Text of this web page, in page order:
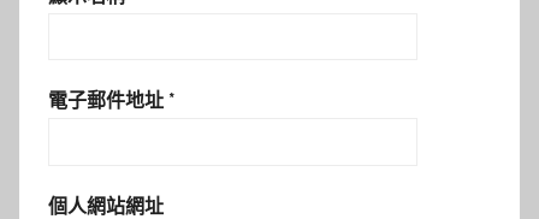
電子郵件地址 *
個人網站網址